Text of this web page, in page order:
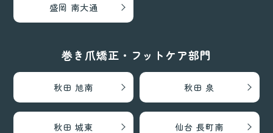
盛岡 南大通
巻き爪矯正・フットケア部門
秋田 旭南 秋田 泉
秋田 城東 仙台 長町南